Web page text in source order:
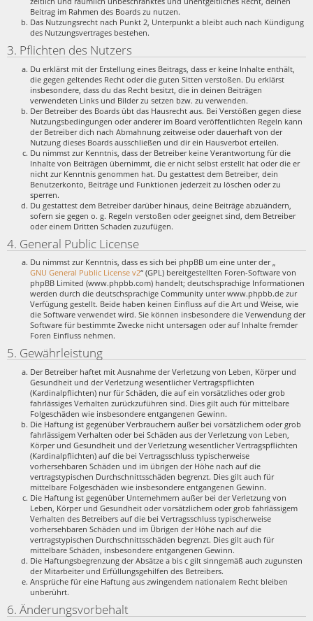
Beitrag im Rahmen des Boards zu nutzen.
Das Nutzungsrecht nach Punkt 2, Unterpunkt a bleibt auch nach Kündigung
des Nutzungsvertrages bestehen.
3. Pflichten des Nutzers
Du erklärst mit der Erstellung eines Beitrags, dass er keine Inhalte enthält,
die gegen geltendes Recht oder die guten Sitten verstoßen. Du erklärst
insbesondere, dass du das Recht besitzt, die in deinen Beiträgen
verwendeten Links und Bilder zu setzen bzw. zu verwenden.
Der Betreiber des Boards übt das Hausrecht aus. Bei Verstößen gegen diese
Nutzungsbedingungen oder anderer im Board veröffentlichten Regeln kann
der Betreiber dich nach Abmahnung zeitweise oder dauerhaft von der
Nutzung dieses Boards ausschließen und dir ein Hausverbot erteilen.
Du nimmst zur Kenntnis, dass der Betreiber keine Verantwortung für die
Inhalte von Beiträgen übernimmt, die er nicht selbst erstellt hat oder die er
nicht zur Kenntnis genommen hat. Du gestattest dem Betreiber, dein
Benutzerkonto, Beiträge und Funktionen jederzeit zu löschen oder zu
sperren.
Du gestattest dem Betreiber darüber hinaus, deine Beiträge abzuändern,
sofern sie gegen o. g. Regeln verstoßen oder geeignet sind, dem Betreiber
oder einem Dritten Schaden zuzufügen.
4. General Public License
Du nimmst zur Kenntnis, dass es sich bei phpBB um eine unter der „
GNU General Public License v2“ (GPL) bereitgestellten Foren-Software von
phpBB Limited (www.phpbb.com) handelt; deutschsprachige Informationen
werden durch die deutschsprachige Community unter www.phpbb.de zur
Verfügung gestellt. Beide haben keinen Einfluss auf die Art und Weise, wie
die Software verwendet wird. Sie können insbesondere die Verwendung der
Software für bestimmte Zwecke nicht untersagen oder auf Inhalte fremder
Foren Einfluss nehmen.
5. Gewährleistung
Der Betreiber haftet mit Ausnahme der Verletzung von Leben, Körper und
Gesundheit und der Verletzung wesentlicher Vertragspflichten
(Kardinalpflichten) nur für Schäden, die auf ein vorsätzliches oder grob
fahrlässiges Verhalten zurückzuführen sind. Dies gilt auch für mittelbare
Folgeschäden wie insbesondere entgangenen Gewinn.
Die Haftung ist gegenüber Verbrauchern außer bei vorsätzlichem oder grob
fahrlässigem Verhalten oder bei Schäden aus der Verletzung von Leben,
Körper und Gesundheit und der Verletzung wesentlicher Vertragspflichten
(Kardinalpflichten) auf die bei Vertragsschluss typischerweise
vorhersehbaren Schäden und im übrigen der Höhe nach auf die
vertragstypischen Durchschnittsschäden begrenzt. Dies gilt auch für
mittelbare Folgeschäden wie insbesondere entgangenen Gewinn.
Die Haftung ist gegenüber Unternehmern außer bei der Verletzung von
Leben, Körper und Gesundheit oder vorsätzlichem oder grob fahrlässigem
Verhalten des Betreibers auf die bei Vertragsschluss typischerweise
vorhersehbaren Schäden und im Übrigen der Höhe nach auf die
vertragstypischen Durchschnittsschäden begrenzt. Dies gilt auch für
mittelbare Schäden, insbesondere entgangenen Gewinn.
Die Haftungsbegrenzung der Absätze a bis c gilt sinngemäß auch zugunsten
der Mitarbeiter und Erfüllungsgehilfen des Betreibers.
Ansprüche für eine Haftung aus zwingendem nationalem Recht bleiben
unberührt.
6. Änderungsvorbehalt